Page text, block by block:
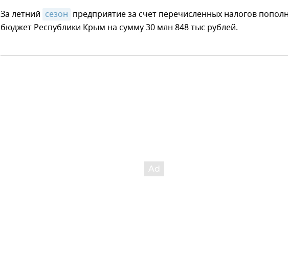
За летний сезон предприятие за счет перечисленных налогов
бюджет Республики Крым на сумму 30 млн 848 тыс рублей.